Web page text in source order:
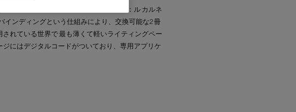
エメリック・ティビエルジュの最新作：ル カルネ
ンディングという仕組みにより、交換可能な2 冊
れている世界で 最も薄くて軽いライティングペー
にはデジタルコードがついており、専用アプリケ